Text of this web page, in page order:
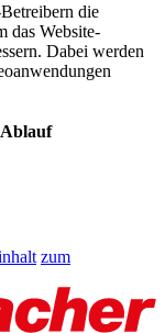
die
das Website-
Dabei werden
Ablauf
zum